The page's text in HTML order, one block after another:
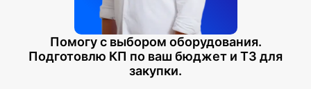
Помогу с выбором оборудования.
Подготовлю КП по ваш бюджет и ТЗ для
закупки.